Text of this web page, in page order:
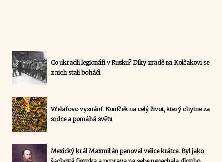
Co ukradli legionáři v Rusku? Díky zradě na Kolčakovi se
z nich stali boháči
Včelařovo vyznání. Koníček na celý život, který chytne za
srdce a pomáhá světu
Mexický král Maxmilián panoval velice krátce. Byl jako